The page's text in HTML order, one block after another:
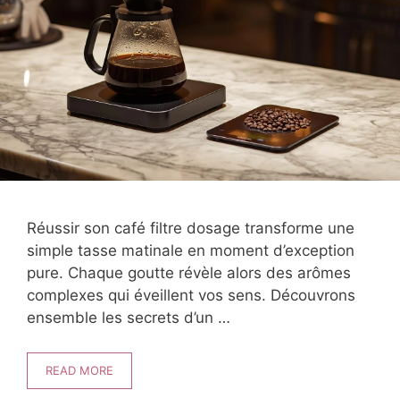
Réussir son café filtre dosage transforme une
simple tasse matinale en moment d’exception
pure. Chaque goutte révèle alors des arômes
complexes qui éveillent vos sens. Découvrons
ensemble les secrets d’un …
READ MORE